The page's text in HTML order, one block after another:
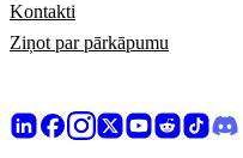
Kontakti
Ziņot par pārkāpumu